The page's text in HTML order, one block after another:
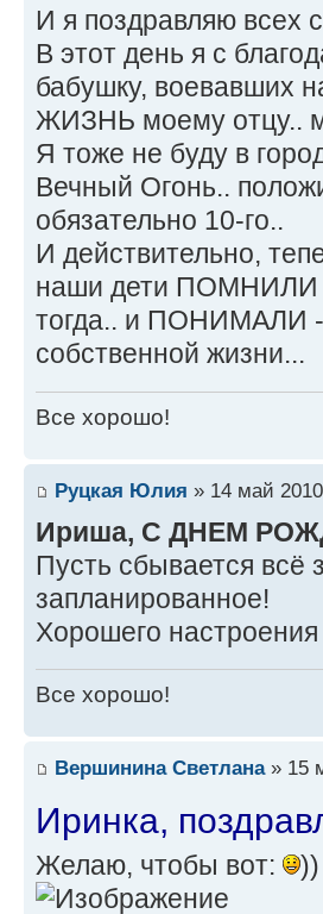
И я поздравляю всех
В этот день я с
бабушку, воевавших
ЖИЗНЬ моему отцу..
Я тоже не буду в
Вечный Огонь..
обязательно 10-го..
И действительно,
наши дети ПОМНИЛИ
тогда.. и ПОНИМАЛИ -
собственной жизни...
Все хорошо!
Руцкая Юлия » 14 май
Ириша, С ДНЕМ
Пусть сбывается всё
запланированное!
Хорошего настроения
Все хорошо!
Вершинина Светлана» 15
Иринка,
Желаю, чтобы вот: ))